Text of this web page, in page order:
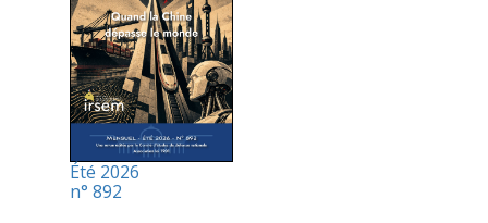
Été 2026
n° 892